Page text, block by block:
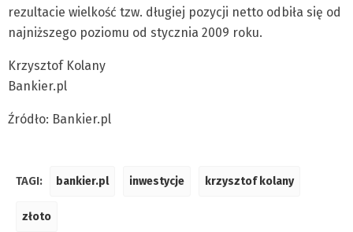
rezultacie wielkość tzw. długiej pozycji netto odbiła się od
najniższego poziomu od stycznia 2009 roku.
Krzysztof Kolany
Bankier.pl
Źródło: Bankier.pl
TAGI: bankier.pl inwestycje krzysztof kolany
złoto